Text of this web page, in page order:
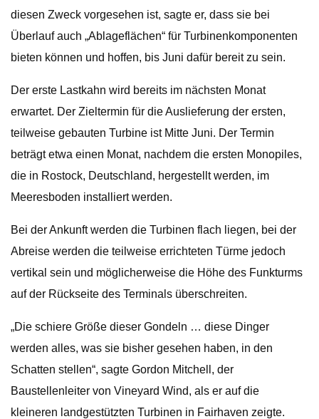
diesen Zweck vorgesehen ist, sagte er, dass sie bei
Überlauf auch „Ablageflächen“ für Turbinenkomponenten
bieten können und hoffen, bis Juni dafür bereit zu sein.
Der erste Lastkahn wird bereits im nächsten Monat
erwartet. Der Zieltermin für die Auslieferung der ersten,
teilweise gebauten Turbine ist Mitte Juni. Der Termin
beträgt etwa einen Monat, nachdem die ersten Monopiles,
die in Rostock, Deutschland, hergestellt werden, im
Meeresboden installiert werden.
Bei der Ankunft werden die Turbinen flach liegen, bei der
Abreise werden die teilweise errichteten Türme jedoch
vertikal sein und möglicherweise die Höhe des Funkturms
auf der Rückseite des Terminals überschreiten.
„Die schiere Größe dieser Gondeln … diese Dinger
werden alles, was sie bisher gesehen haben, in den
Schatten stellen“, sagte Gordon Mitchell, der
Baustellenleiter von Vineyard Wind, als er auf die
kleineren landgestützten Turbinen in Fairhaven zeigte.